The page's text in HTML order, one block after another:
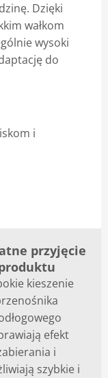
Dzięki
wałkom
wysoki
do
i
przyjęcie
kieszenie
efekt
i
szybkie i